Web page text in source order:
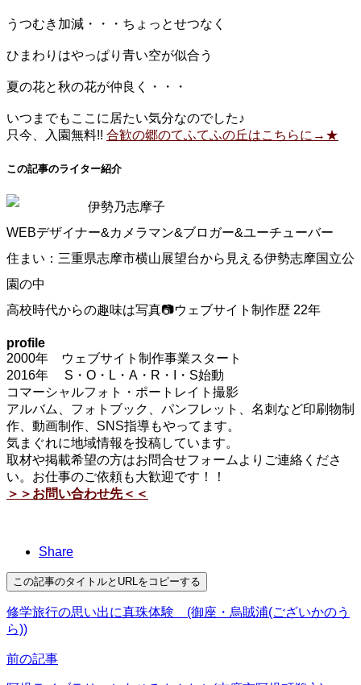
うつむき加減・・・ちょっとせつなく
ひまわりはやっぱり青い空が似合う
夏の花と秋の花が仲良く・・・
いつまでもここに居たい気分なのでした♪
只今、入園無料!! 合歓の郷のてふてふの丘はこちらに→★
この記事のライター紹介
伊勢乃志摩子
WEBデザイナー&カメラマン&ブロガー&ユーチューバー
住まい：三重県志摩市横山展望台から見える伊勢志摩国立公
園の中
高校時代からの趣味は写真📷ウェブサイト制作歴 22年
profile
2000年 ウェブサイト制作事業スタート
2016年 S・O・L・A・R・I・S始動
コマーシャルフォト・ポートレイト撮影
アルバム、フォトブック、パンフレット、名刺など印刷物制
作、動画制作、SNS指導もやってます。
気まぐれに地域情報を投稿しています。
取材や掲載希望の方はお問合せフォームよりご連絡くださ
い。お仕事のご依頼も大歓迎です！！
＞＞お問い合わせ先＜＜
Share
この記事のタイトルとURLをコピーする
修学旅行の思い出に真珠体験 (御座・烏賊浦(ございかのう
ら))
前の記事